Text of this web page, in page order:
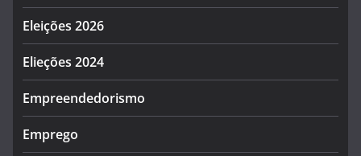
Eleições 2026
Elieções 2024
Empreendedorismo
Emprego